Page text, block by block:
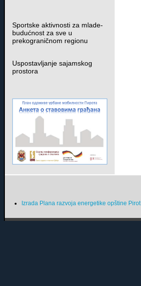
Sportske aktivnosti za mlade-
budućnost za sve u
prekograničnom regionu
Uspostavljanje sajamskog
prostora
Izrada Plana razvoja energetike opštine Pirot